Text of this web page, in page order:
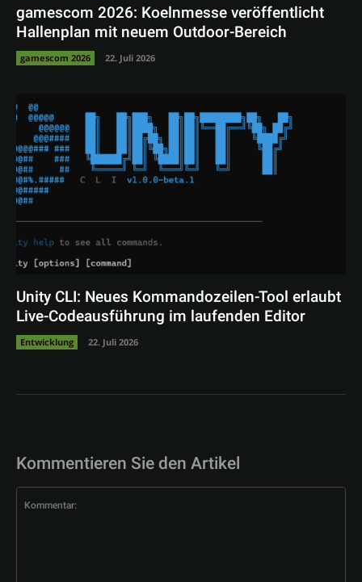
gamescom 2026: Koelnmesse veröffentlicht
Hallenplan mit neuem Outdoor-Bereich
gamescom 2026 22. Juli 2026
Unity CLI: Neues Kommandozeilen-Tool erlaubt
Live-Codeausführung im laufenden Editor
Entwicklung 22. Juli 2026
Kommentieren Sie den Artikel